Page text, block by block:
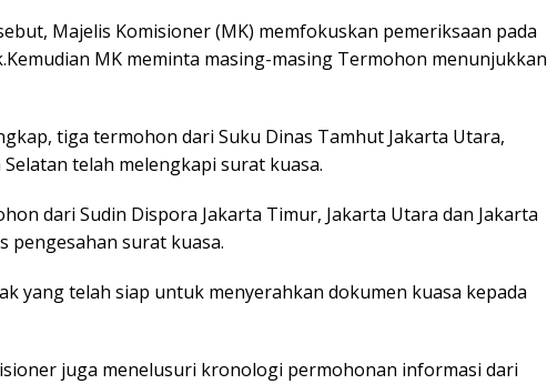
Majelis Komisioner (MK) memfokuskan pemeriksaan pada
MK meminta masing-masing Termohon menunjukkan
tiga termohon dari Suku Dinas Tamhut Jakarta Utara,
telah melengkapi surat kuasa.
dari Sudin Dispora Jakarta Timur, Jakarta Utara dan Jakarta
pengesahan surat kuasa.
yang telah siap untuk menyerahkan dokumen kuasa kepada
juga menelusuri kronologi permohonan informasi dari